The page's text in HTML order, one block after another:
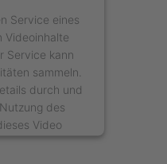
Service eines
Videoinhalte
Service kann
sammeln.
durch und
des
Video